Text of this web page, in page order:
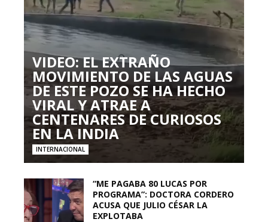
VIDEO: EL EXTRAÑO
MOVIMIENTO DE LAS AGUAS
DE ESTE POZO SE HA HECHO
VIRAL Y ATRAE A
CENTENARES DE CURIOSOS
EN LA INDIA
INTERNACIONAL
“ME PAGABA 80 LUCAS POR
PROGRAMA”: DOCTORA CORDERO
ACUSA QUE JULIO CÉSAR LA
EXPLOTABA